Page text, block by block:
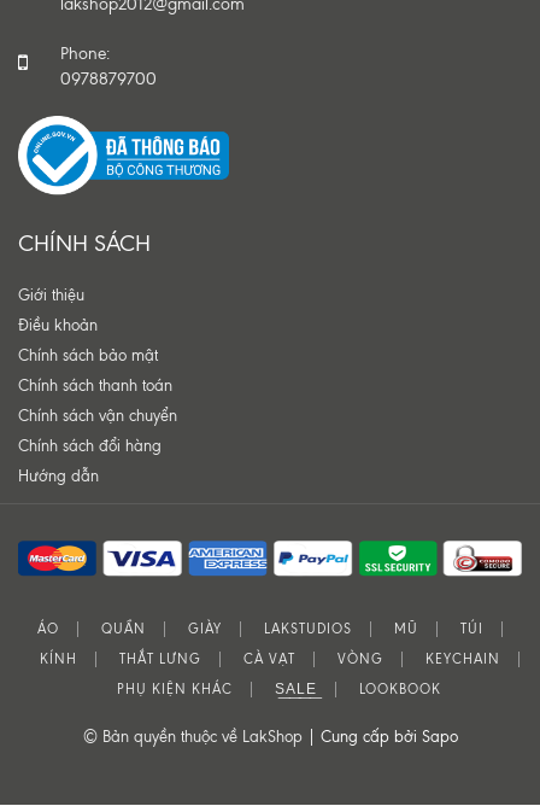
Phone:
0978879700
CHÍNH SÁCH
Giới thiệu
Điều khoản
Chính sách bảo mật
Chính sách thanh toán
Chính sách vận chuyển
Chính sách đổi hàng
Hướng dẫn
ÁO QUẦN GIÀY LAKSTUDIOS MŨ
TÚI
KÍNH
THẮT LƯNG CÀ VẠT VÒNG
KEYCHAIN
PHỤ KIỆN KHÁC
S͟A͟L͟E͟ LOOKBOOK
© Bản quyền thuộc về LakShop | Cung cấp bởi Sapo